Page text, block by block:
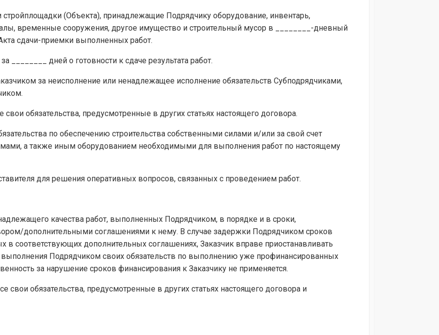
стройплощадки (Объекта), принадлежащие Подрядчику оборудование, инвентарь,
временные сооружения, другое имущество и строительный мусор в ________-дневный
сдачи-приемки выполненных работ.
________ дней о готовности к сдаче результата работ.
за неисполнение или ненадлежащее исполнение обязательств Субподрядчиками,
обязательства, предусмотренные в других статьях настоящего договора.
по обеспечению строительства собственными силами и/или за свой счет
а также иным оборудованием необходимыми для выполнения работ по настоящему
для решения оперативных вопросов, связанных с проведением работ.
качества работ, выполненных Подрядчиком, в порядке и в сроки,
дополнительными соглашениями к нему. В случае задержки Подрядчиком сроков
в соответствующих дополнительных соглашениях, Заказчик вправе приостанавливать
Подрядчиком своих обязательств по выполнению уже профинансированных
за нарушение сроков финансирования к Заказчику не применяется.
свои обязательства, предусмотренные в других статьях настоящего договора и